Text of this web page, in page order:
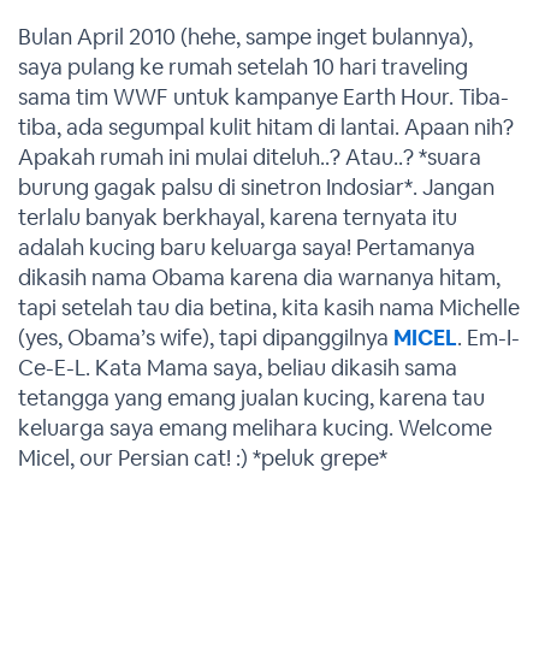
Bulan April 2010 (hehe, sampe inget bulannya),
saya pulang ke rumah setelah 10 hari traveling
sama tim WWF untuk kampanye Earth Hour. Tiba-
tiba, ada segumpal kulit hitam di lantai. Apaan nih?
Apakah rumah ini mulai diteluh..? Atau..? *suara
burung gagak palsu di sinetron Indosiar*. Jangan
terlalu banyak berkhayal, karena ternyata itu
adalah kucing baru keluarga saya! Pertamanya
dikasih nama Obama karena dia warnanya hitam,
tapi setelah tau dia betina, kita kasih nama Michelle
(yes, Obama’s wife), tapi dipanggilnya MICEL. Em-I-
Ce-E-L. Kata Mama saya, beliau dikasih sama
tetangga yang emang jualan kucing, karena tau
keluarga saya emang melihara kucing. Welcome
Micel, our Persian cat! :) *peluk grepe*